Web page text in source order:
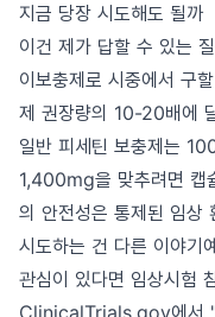
지금 당장 시도해도 될까
이건 제가 답할 수 있는
이보충제로 시중에서 구
제 권장량의 10-20배에
일반 피세틴 보충제는
1,400mg을 맞추려면 캡
의 안전성은 통제된 임상
시도하는 건 다른 이야기
관심이 있다면 임상시험
ClinicalTrials.gov에서